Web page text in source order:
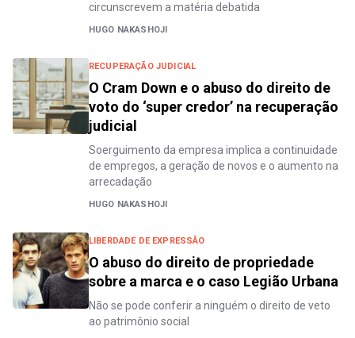
circunscrevem a matéria debatida
HUGO NAKASHOJI
RECUPERAÇÃO JUDICIAL
O Cram Down e o abuso do direito de
voto do ‘super credor’ na recuperação
judicial
Soerguimento da empresa implica a continuidade
de empregos, a geração de novos e o aumento na
arrecadação
HUGO NAKASHOJI
LIBERDADE DE EXPRESSÃO
O abuso do direito de propriedade
sobre a marca e o caso Legião Urbana
Não se pode conferir a ninguém o direito de veto
ao patrimônio social